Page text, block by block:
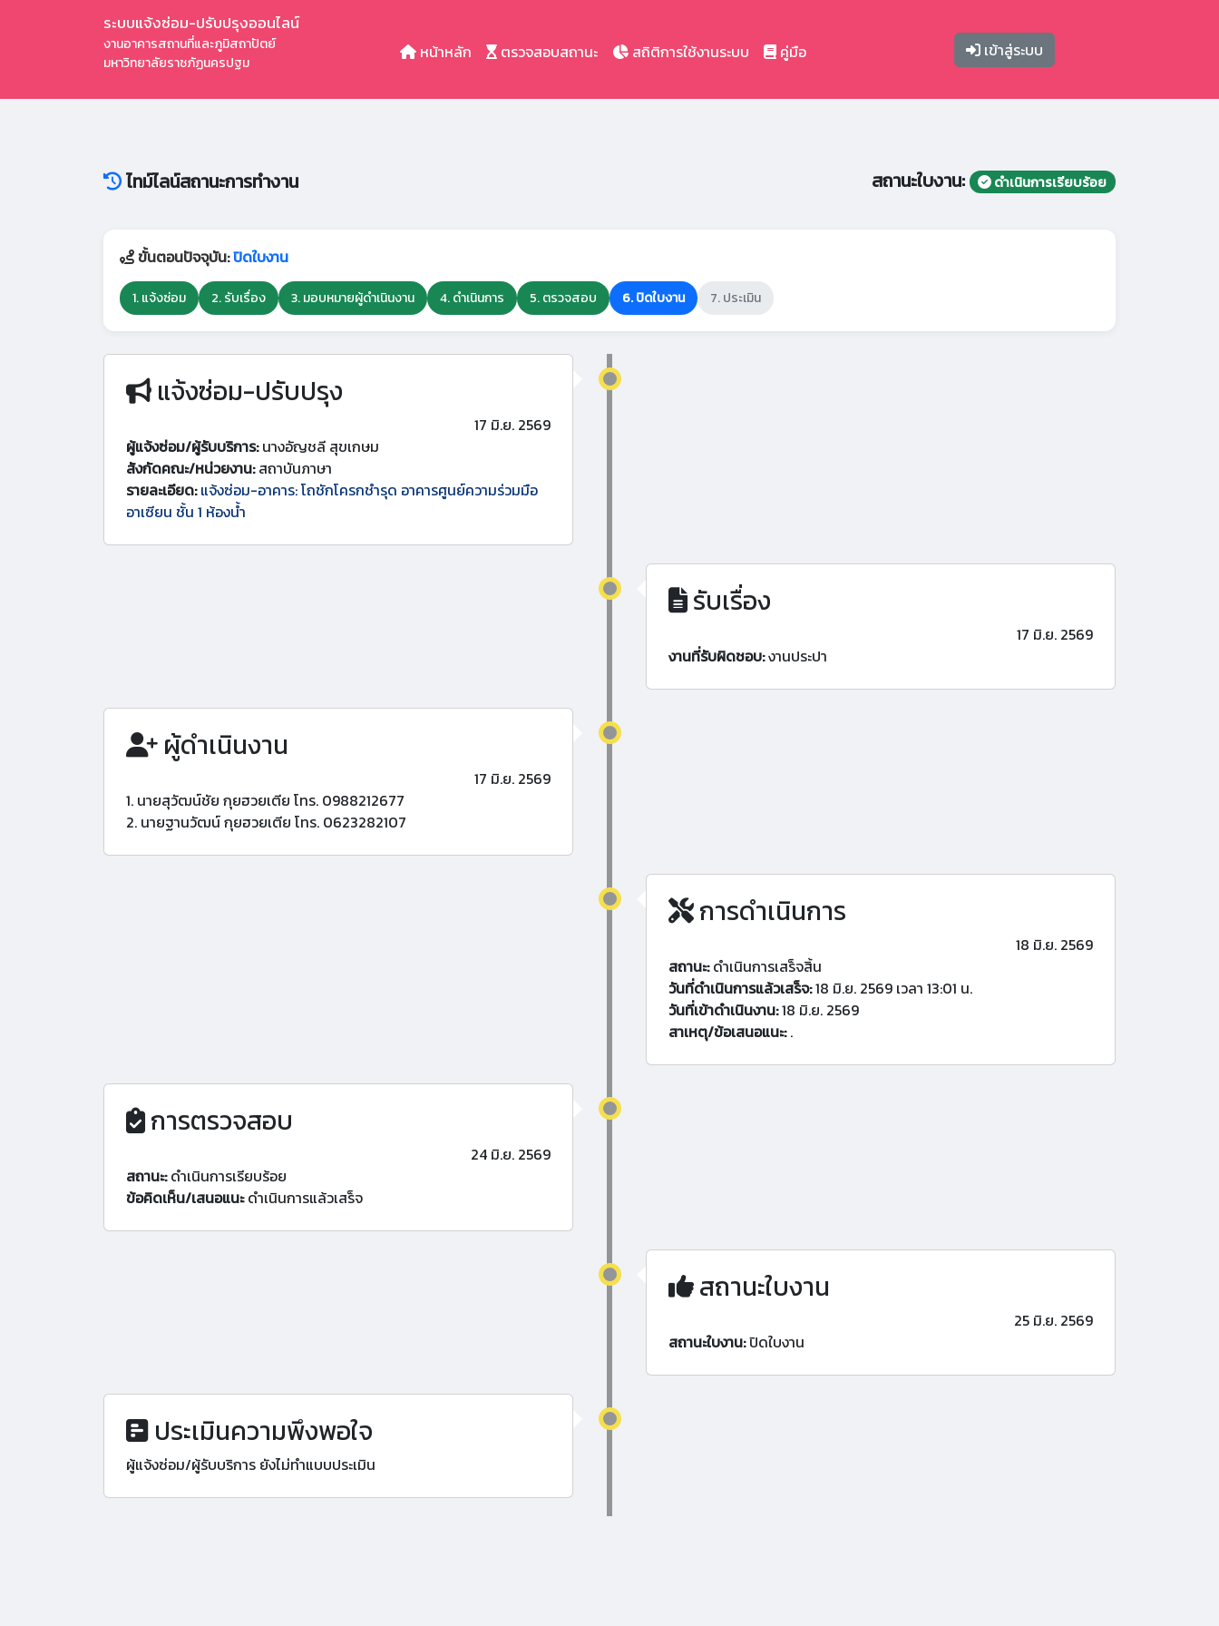
ระบบแจ้งซ่อม-ปรับปรุงออนไลน์
งานอาคารสถานที่และภูมิสถาปัตย์
มหาวิทยาลัยราชภัฏนครปฐม
หน้าหลัก ตรวจสอบสถานะ สถิติการใช้งานระบบ คู่มือ เข้าสู่ระบบ
ไทม์ไลน์สถานะการทำงาน สถานะใบงาน: ดำเนินการเรียบร้อย
ขั้นตอนปัจจุบัน:ปิดใบงาน
1. แจ้งซ่อม 2. รับเรื่อง 3. มอบหมายผู้ดำเนินงาน 4. ดำเนินการ 5. ตรวจสอบ 6. ปิดใบงาน 7. ประเมิน
แจ้งซ่อม-ปรับปรุง
17 มิ.ย. 2569
ผู้แจ้งซ่อม/ผู้รับบริการ:นางอัญชลี สุขเกษม
สังกัดคณะ/หน่วยงาน:สถาบันภาษา
รายละเอียด: แจ้งซ่อม-อาคาร: โถชักโครกชำรุด อาคารศูนย์ความร่วมมือ
อาเซียน ชั้น 1 ห้องน้ำ
รับเรื่อง
17 มิ.ย. 2569
งานที่รับผิดชอบ:งานประปา
ผู้ดำเนินงาน
17 มิ.ย. 2569
1. นายสุวัฒน์ชัย กุยฮวยเตีย โทร. 0988212677
2. นายฐานวัฒน์ กุยฮวยเตีย โทร. 0623282107
การดำเนินการ
18 มิ.ย. 2569
สถานะ:ดำเนินการเสร็จสิ้น
วันที่ดำเนินการแล้วเสร็จ:18 มิ.ย. 2569 เวลา 13:01 น.
วันที่เข้าดำเนินงาน:18 มิ.ย. 2569
สาเหตุ/ข้อเสนอแนะ:.
การตรวจสอบ
24 มิ.ย. 2569
สถานะ:ดำเนินการเรียบร้อย
ข้อคิดเห็น/เสนอแนะดำเนินการแล้วเสร็จ
สถานะใบงาน
25 มิ.ย. 2569
สถานะใบงาน:ปิดใบงาน
ประเมินความพึงพอใจ
ผู้แจ้งซ่อม/ผู้รับบริการ ยังไม่ทำแบบประเมิน